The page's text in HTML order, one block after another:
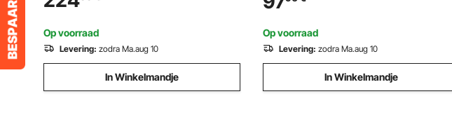
gezinskamperen en wandelen, beige
Op voorraad
Levering: zodra Ma.aug 10
In Winkelmandje
met synergische besturing, IGBT-
inverter, hot start
Op voorraad
Levering: zodra Ma.aug 10
In Winkelmandje